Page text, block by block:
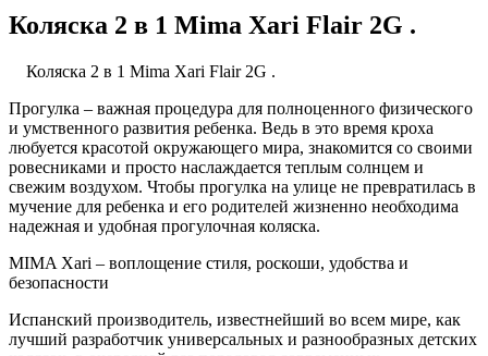
Коляска 2 в 1 Mima Xari Flair 2G .
Коляска 2 в 1 Mima Xari Flair 2G .
Прогулка – важная процедура для полноценного физического
и умственного развития ребенка. Ведь в это время кроха
любуется красотой окружающего мира, знакомится со своими
ровесниками и просто наслаждается теплым солнцем и
свежим воздухом. Чтобы прогулка на улице не превратилась в
мучение для ребенка и его родителей жизненно необходима
надежная и удобная прогулочная коляска.
MIMA Xari – воплощение стиля, роскоши, удобства и
безопасности
Испанский производитель, известнейший во всем мире, как
лучший разработчик универсальных и разнообразных детских